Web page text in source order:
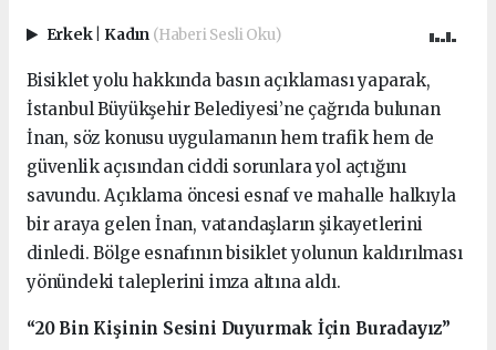
Erkek Kadın (Haberi Sesli Oku)
Bisiklet yolu hakkında basın açıklaması yaparak,
İstanbul Büyükşehir Belediyesi’ne çağrıda bulunan
İnan, söz konusu uygulamanın hem trafik hem de
güvenlik açısından ciddi sorunlara yol açtığını
savundu. Açıklama öncesi esnaf ve mahalle halkıyla
bir araya gelen İnan, vatandaşların şikayetlerini
dinledi. Bölge esnafının bisiklet yolunun kaldırılması
yönündeki taleplerini imza altına aldı.
“20 Bin Kişinin Sesini Duyurmak İçin Buradayız”